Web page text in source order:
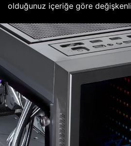
olduğunuz içeriğe göre